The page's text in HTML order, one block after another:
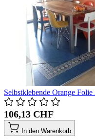
Selbstklebende Orange
106,13 CHF
In den Warenkorb